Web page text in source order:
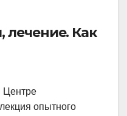
лечение. Как
Центре
опытного